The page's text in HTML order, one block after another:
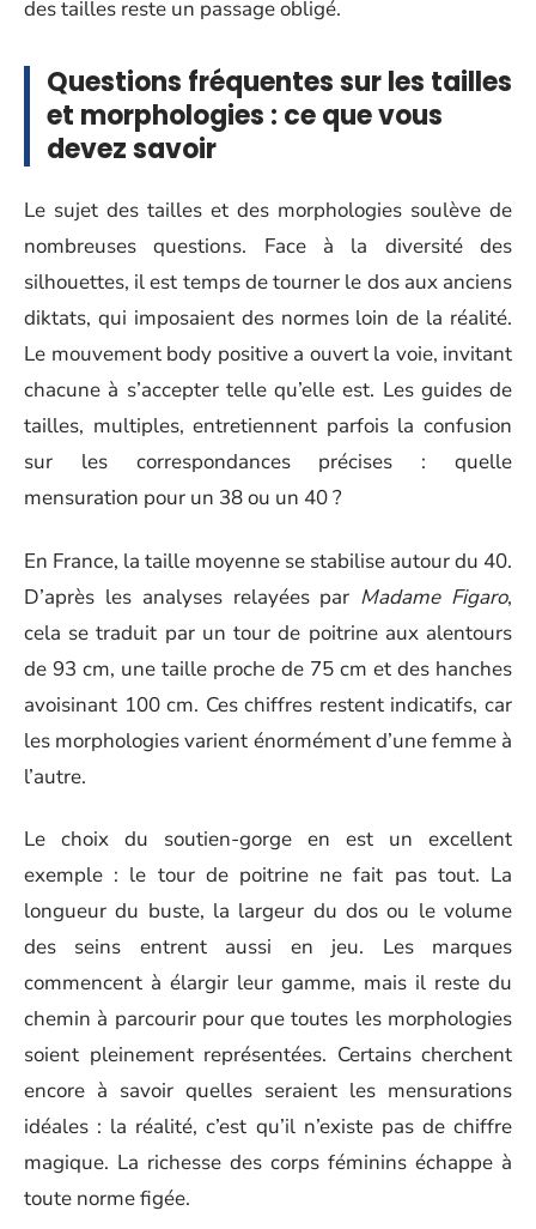
des tailles reste un passage obligé.
Questions fréquentes sur les tailles
et morphologies : ce que vous
devez savoir
Le sujet des tailles et des morphologies soulève de
nombreuses questions. Face à la diversité des
silhouettes, il est temps de tourner le dos aux anciens
diktats, qui imposaient des normes loin de la réalité.
Le mouvement body positive a ouvert la voie, invitant
chacune à s’accepter telle qu’elle est. Les guides de
tailles, multiples, entretiennent parfois la confusion
sur les correspondances précises : quelle
mensuration pour un 38 ou un 40 ?
En France, la taille moyenne se stabilise autour du 40.
D’après les analyses relayées par Madame Figaro,
cela se traduit par un tour de poitrine aux alentours
de 93 cm, une taille proche de 75 cm et des hanches
avoisinant 100 cm. Ces chiffres restent indicatifs, car
les morphologies varient énormément d’une femme à
l’autre.
Le choix du soutien-gorge en est un excellent
exemple : le tour de poitrine ne fait pas tout. La
longueur du buste, la largeur du dos ou le volume
des seins entrent aussi en jeu. Les marques
commencent à élargir leur gamme, mais il reste du
chemin à parcourir pour que toutes les morphologies
soient pleinement représentées. Certains cherchent
encore à savoir quelles seraient les mensurations
idéales : la réalité, c’est qu’il n’existe pas de chiffre
magique. La richesse des corps féminins échappe à
toute norme figée.